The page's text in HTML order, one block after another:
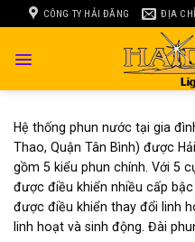
to
CÔNG TY HẢI ĐĂNG ĐỊA CHỈ
Hệ thống phun nước tại gia
Thao, Quận Tân Bình) được
gồm 5 kiểu phun chính. Với 5
được điều khiển nhiều cấp
được điều khiển thay đổi linh
linh hoạt và sinh động. Đài